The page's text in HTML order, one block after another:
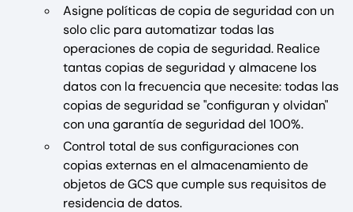
Asigne políticas de copia de seguridad con un
solo clic para automatizar todas las
operaciones de copia de seguridad. Realice
tantas copias de seguridad y almacene los
datos con la frecuencia que necesite: todas las
copias de seguridad se "configuran y olvidan"
con una garantía de seguridad del 100%.
Control total de sus configuraciones con
copias externas en el almacenamiento de
objetos de GCS que cumple sus requisitos de
residencia de datos.